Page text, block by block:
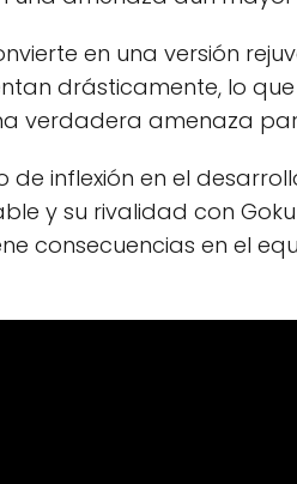
en una versión
drásticamente, lo
verdadera amenaza
inflexión en el
y su rivalidad con
consecuencias en el